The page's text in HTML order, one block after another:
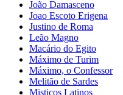
João Damasceno
Joao Escoto Erigena
Justino de Roma
Leão Magno
Macário do Egito
Máximo de Turim
Máximo, o Confessor
Melitão de Sardes
Misticos Latinos